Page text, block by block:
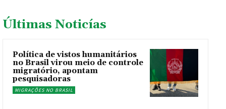
Últimas Noticías
Política de vistos humanitários
no Brasil virou meio de controle
migratório, apontam
pesquisadoras
MIGRAÇÕES NO BRASIL